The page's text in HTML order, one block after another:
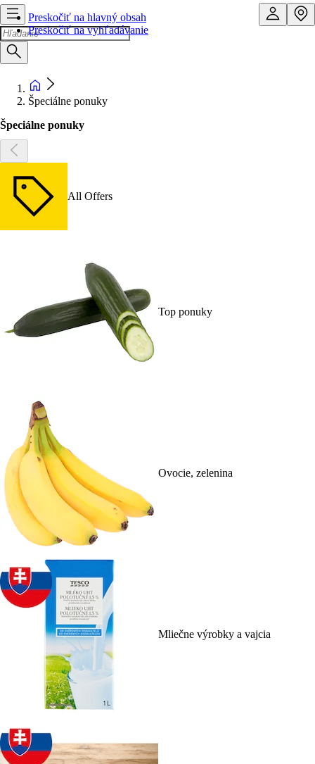
Preskočiť na hlavný obsah
Preskočiť na vyhľadávanie
Špeciálne ponuky
Špeciálne ponuky
All Offers
Top ponuky
Ovocie, zelenina
Mliečne výrobky a vajcia